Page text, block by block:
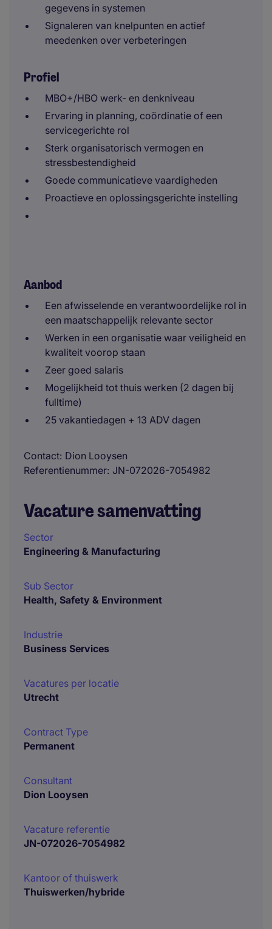
gegevens in systemen
Signaleren van knelpunten en actief
meedenken over verbeteringen
Profiel
MBO+/HBO werk- en denkniveau
Ervaring in planning, coördinatie of een
servicegerichte rol
Sterk organisatorisch vermogen en
stressbestendigheid
Goede communicatieve vaardigheden
Proactieve en oplossingsgerichte instelling
Aanbod
Een afwisselende en verantwoordelijke rol in
een maatschappelijk relevante sector
Werken in een organisatie waar veiligheid en
kwaliteit voorop staan
Zeer goed salaris
Mogelijkheid tot thuis werken (2 dagen bij
fulltime)
25 vakantiedagen + 13 ADV dagen
Contact Dion Looysen
Referentienummer JN-072026-7054982
Vacature samenvatting
Sector
Engineering & Manufacturing
Sub Sector
Health, Safety & Environment
Industrie
Business Services
Vacatures per locatie
Utrecht
Contract Type
Permanent
Consultant
Dion Looysen
Vacature referentie
JN-072026-7054982
Kantoor of thuiswerk
Thuiswerken/hybride